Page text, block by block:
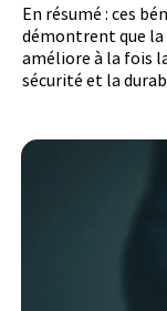
En résumé : ces
démontrent que
améliore à la fois
sécurité et la